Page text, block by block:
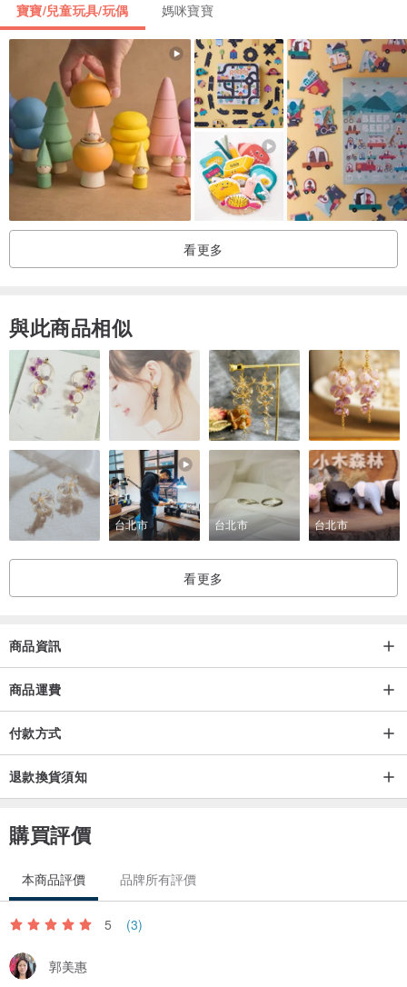
寶寶/兒童玩具/玩偶 媽咪寶寶
看更多
與此商品相似
台北市 台北市 台北市
看更多
商品資訊
商品運費
付款方式
退款換貨須知
購買評價
本商品評價 品牌所有評價
5 (3)
郭美惠